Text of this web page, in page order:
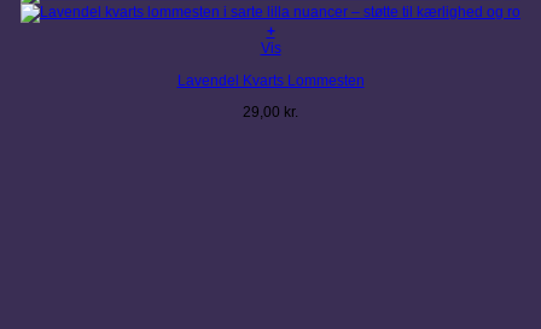
+
Vis
Lavendel Kvarts Lommesten
29,00 kr.